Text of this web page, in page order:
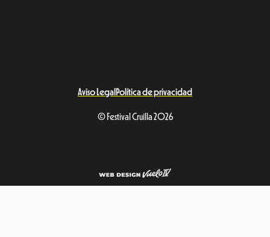
Aviso Legal Política de privacidad
© Festival Cruïlla 2026